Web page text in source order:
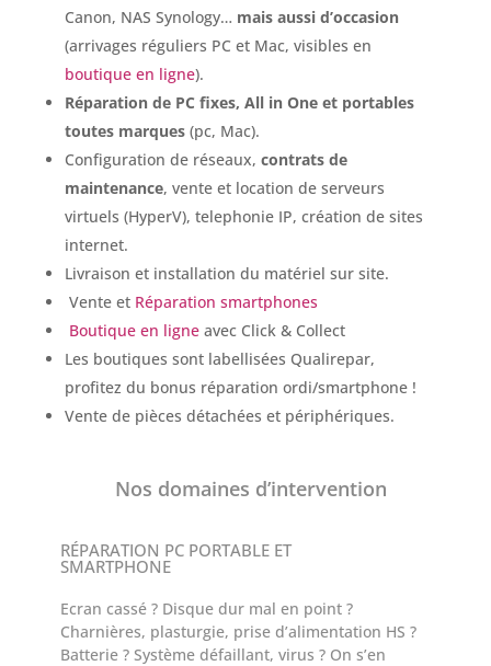
Canon, NAS Synology… mais aussi d’occasion
(arrivages réguliers PC et Mac, visibles en
boutique en ligne).
Réparation de PC fixes, All in One et portables
toutes marques (pc, Mac).
Configuration de réseaux, contrats de
maintenance, vente et location de serveurs
virtuels (HyperV), telephonie IP, création de sites
internet.
Livraison et installation du matériel sur site.
Vente et Réparation smartphones
Boutique en ligneavec Click & Collect
Les boutiques sont labellisées Qualirepar,
profitez du bonus réparation ordi/smartphone !
Vente de pièces détachées et périphériques.
Nos domaines d’intervention
RÉPARATION PC PORTABLE ET
SMARTPHONE
Ecran cassé ? Disque dur mal en point ?
Charnières, plasturgie, prise d’alimentation HS ?
Batterie ? Système défaillant, virus ? On s’en